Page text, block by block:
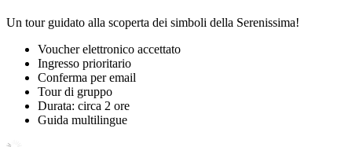
Un tour guidato alla scoperta dei simboli della Serenissima!
Voucher elettronico accettato
Ingresso prioritario
Conferma per email
Tour di gruppo
Durata: circa 2 ore
Guida multilingue